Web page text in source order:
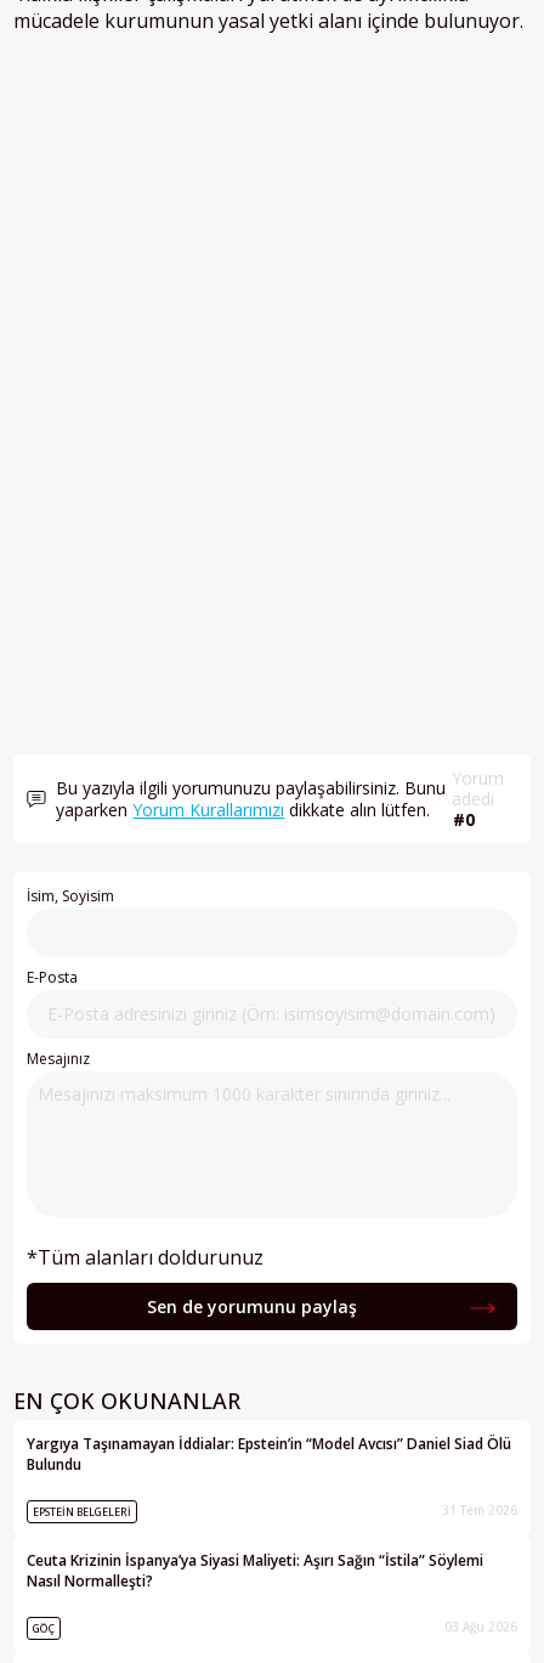
mücadele kurumunun yasal yetki alanı içinde bulunuyor.
Bu yazıyla ilgili yorumunuzu paylaşabilirsiniz. Bunu
yaparkenYorum Kurallarımızı dikkate alın lütfen.
Yorum
adedi
#0
İsim, Soyisim
E-Posta
Mesajınız
*Tüm alanları doldurunuz
Sen de yorumunu paylaş
EN ÇOK OKUNANLAR
Yargıya Taşınamayan İddialar: Epstein’in “Model Avcısı” Daniel Siad Ölü
Bulundu
EPSTEIN BELGELERI 31 Tem 2026
Ceuta Krizinin İspanya’ya Siyasi Maliyeti: Aşırı Sağın “İstila” Söylemi
Nasıl Normalleşti?
GÖÇ 03 Ağu 2026